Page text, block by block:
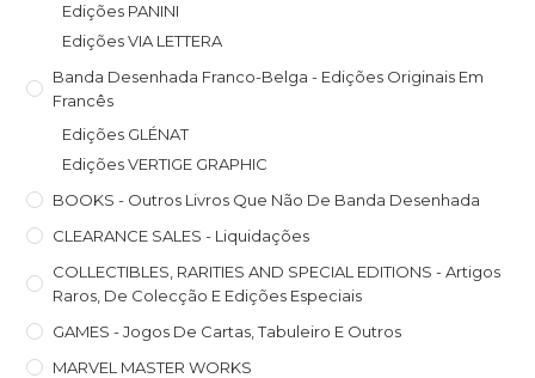
Edições PANINI
Edições VIA LETTERA
Banda Desenhada Franco-Belga - Edições Originais Em
Francês
Edições GLÉNAT
Edições VERTIGE GRAPHIC
BOOKS - Outros Livros Que Não De Banda Desenhada
CLEARANCE SALES - Liquidações
COLLECTIBLES, RARITIES AND SPECIAL EDITIONS - Artigos
Raros, De Colecção E Edições Especiais
GAMES - Jogos De Cartas, Tabuleiro E Outros
MARVEL MASTER WORKS